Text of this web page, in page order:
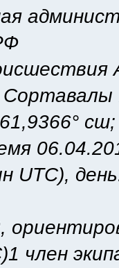
сш;
UTC),
член